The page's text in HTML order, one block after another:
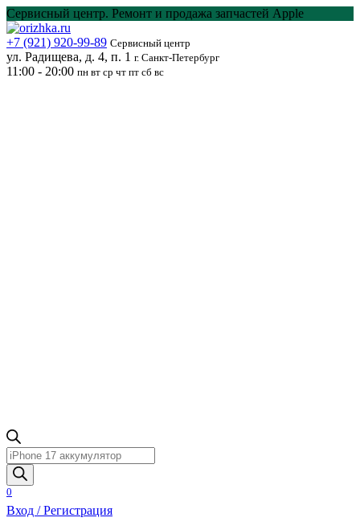
Перейти
к
содержанию
Сервисный центр. Ремонт и продажа запчастей Apple
+7 (921) 920-99-89 Сервисный центр
ул. Радищева, д. 4, п. 1 г. Санкт-Петербург
11:00 - 20:00 пн вт ср чт пт сб вс
Поиск
товаров
0
Вход / Регистрация